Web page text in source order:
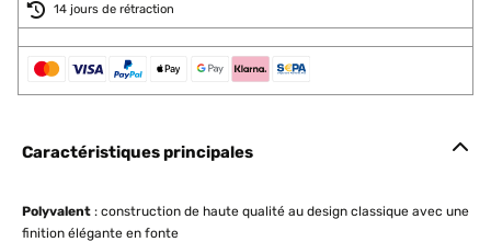
14 jours de rétraction
Caractéristiques principales
Polyvalent : construction de haute qualité au design classique avec une
finition élégante en fonte